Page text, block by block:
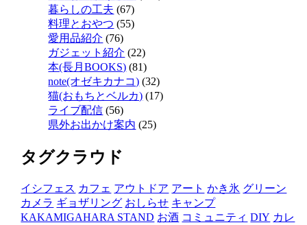
暮らしの工夫 (67)
料理とおやつ (55)
愛用品紹介 (76)
ガジェット紹介 (22)
本(長月BOOKS) (81)
note(オゼキカナコ) (32)
猫(おもちとベルカ) (17)
ライブ配信 (56)
県外お出かけ案内 (25)
タグクラウド
イシフェス カフェ アウトドア アート かき氷 グリーン
カメラ ギョザリング おしらせ キャンプ
KAKAMIGAHARA STAND お酒 コミュニティ DIY カレ